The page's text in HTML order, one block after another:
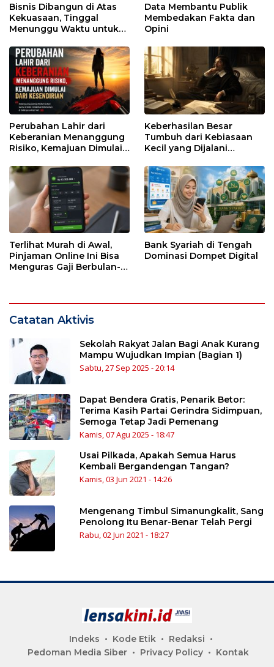
Bisnis Dibangun di Atas
Kekuasaan, Tinggal
Menunggu Waktu untuk
Data Membantu Publik
Membedakan Fakta dan
Opini
Perubahan Lahir dari
Keberanian Menanggung
Risiko, Kemajuan Dimulai
Keberhasilan Besar
Tumbuh dari Kebiasaan
Kecil yang Dijalani
Terlihat Murah di Awal,
Pinjaman Online Ini Bisa
Menguras Gaji Berbulan-
Bank Syariah di Tengah
Dominasi Dompet Digital
Catatan Aktivis
Sekolah Rakyat Jalan Bagi Anak Kurang
Mampu Wujudkan Impian (Bagian 1)
Sabtu, 27 Sep 2025 - 20:14
Dapat Bendera Gratis, Penarik Betor:
Terima Kasih Partai Gerindra Sidimpuan,
Semoga Tetap Jadi Pemenang
Kamis, 07 Agu 2025 - 18:47
Usai Pilkada, Apakah Semua Harus
Kembali Bergandengan Tangan?
Kamis, 03 Jun 2021 - 14:26
Mengenang Timbul Simanungkalit, Sang
Penolong Itu Benar-Benar Telah Pergi
Rabu, 02 Jun 2021 - 18:27
Indeks Kode Etik
Redaksi
Pedoman Media Siber
Privacy Policy Kontak